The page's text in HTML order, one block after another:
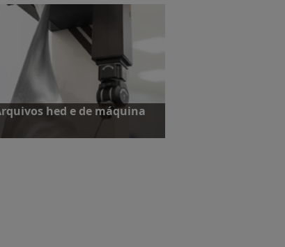
Downloads do software
hed e de máquina